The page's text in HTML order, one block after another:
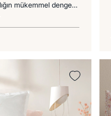
Nefes alabilirlik ve dayanıklılığın mükemmel dengesi.